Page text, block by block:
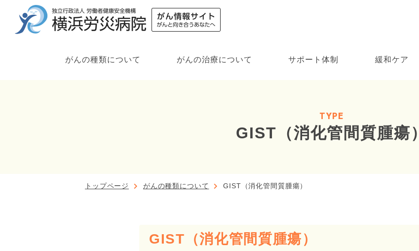
がんの種類について がんの治療について サポート体制 緩和ケア
TYPE
GIST（消化管間質腫瘍）
トップページ がんの種類について GIST（消化管間質腫瘍）
GIST（消化管間質腫瘍）